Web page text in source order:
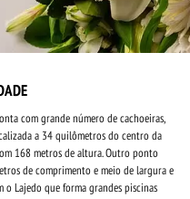
com grande número de cachoeiras,
a 34 quilômetros do centro da
168 metros de altura. Outro ponto
de comprimento e meio de largura e
Lajedo que forma grandes piscinas